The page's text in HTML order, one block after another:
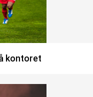
kontoret